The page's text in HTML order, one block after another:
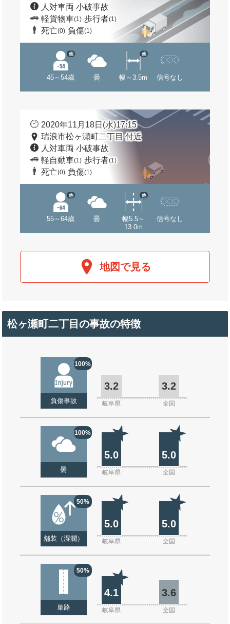
人対車両 小破事故
軽貨物車(1) 歩行者(1)
死亡(0) 負傷(1)
45～54歳
他
曇 幅～3.5m
他
信号なし
2020年11月18日(水)17:15
瑞浪市松ヶ瀬町二丁目 付近
人対車両 小破事故
軽自動車(1) 歩行者(1)
死亡(0) 負傷(1)
55～64歳
他
曇
幅5.5～
13.0m
他
信号なし
地図で見る
松ヶ瀬町二丁目の事故の特徴
100%
負傷事故
3.2 3.2
岐阜県 全国
100%
曇
5.0 5.0
岐阜県 全国
50%
舗装（湿潤）
5.0 5.0
岐阜県 全国
50%
単路
4.1 3.6
岐阜県 全国